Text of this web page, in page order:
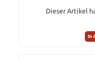
Dieser Artikel
In